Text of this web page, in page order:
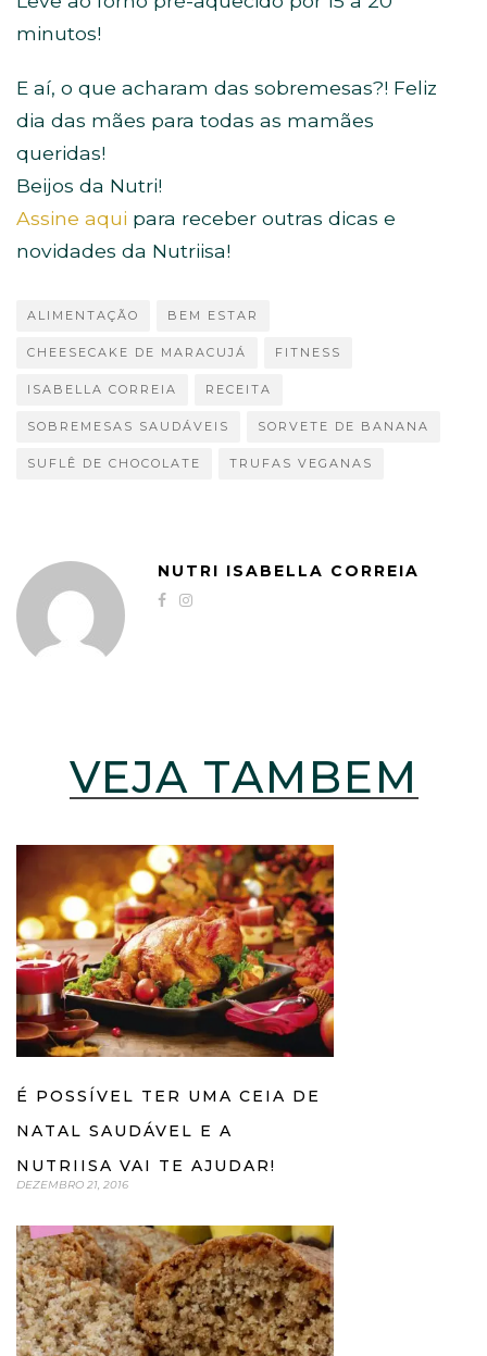
minutos!
E aí, o que acharam das sobremesas?! Feliz
dia das mães para todas as mamães
queridas!
Beijos da Nutri!
Assine aqui para receber outras dicas e
novidades da Nutriisa!
ALIMENTAÇÃO BEM ESTAR
CHEESECAKE DE MARACUJÁ FITNESS
ISABELLA CORREIA RECEITA
SOBREMESAS SAUDÁVEIS SORVETE DE BANANA
SUFLÊ DE CHOCOLATE TRUFAS VEGANAS
NUTRI ISABELLA CORREIA
VEJA TAMBÉM
É POSSÍVEL TER UMA CEIA DE
NATAL SAUDÁVEL E A
NUTRIISA VAI TE AJUDAR!
DEZEMBRO 21, 2016